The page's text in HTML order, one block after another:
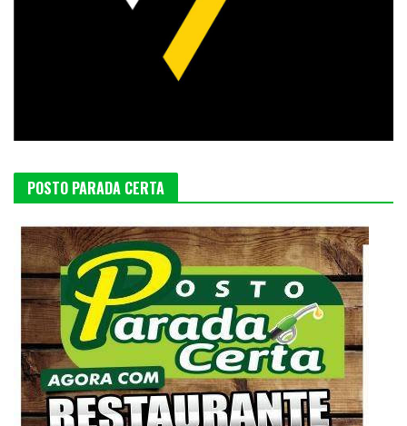
POSTO PARADA CERTA